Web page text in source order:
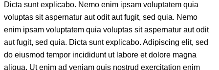
Dicta sunt explicabo. Nemo enim ipsam voluptatem quia
voluptas sit aspernatur aut odit aut fugit, sed quia. Nemo
enim ipsam voluptatem quia voluptas sit aspernatur aut odit
aut fugit, sed quia. Dicta sunt explicabo. Adipiscing elit, sed
do eiusmod tempor incididunt ut labore et dolore magna
aliqua. Ut enim ad veniam quis nostrud exercitation enim